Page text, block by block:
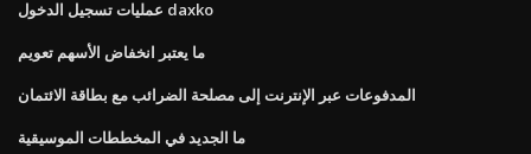
عمليات تسجيل الدخول daxko
ما يعتبر انخفاض الأسهم تعويم
المدفوعات عبر الإنترنت إلى مصلحة الضرائب مع بطاقة الائتمان
ما الجديد في المخططات الموسيقية